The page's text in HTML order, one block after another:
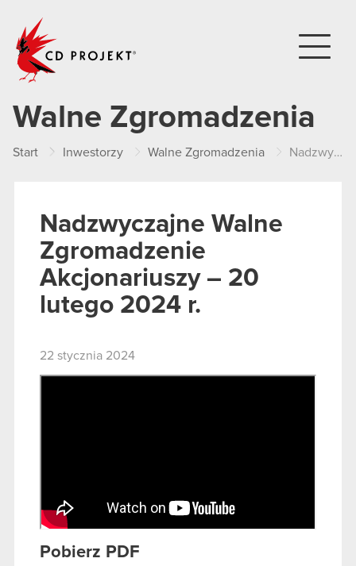
Walne Zgromadzenia
Start Inwestorzy Walne Zgromadzenia Nadzwyczajne Walne Zgromadzenie Akcjonariuszy – 20 lutego 2024 r.
Nadzwyczajne Walne
Zgromadzenie
Akcjonariuszy – 20
lutego 2024 r.
22 stycznia 2024
Pobierz PDF